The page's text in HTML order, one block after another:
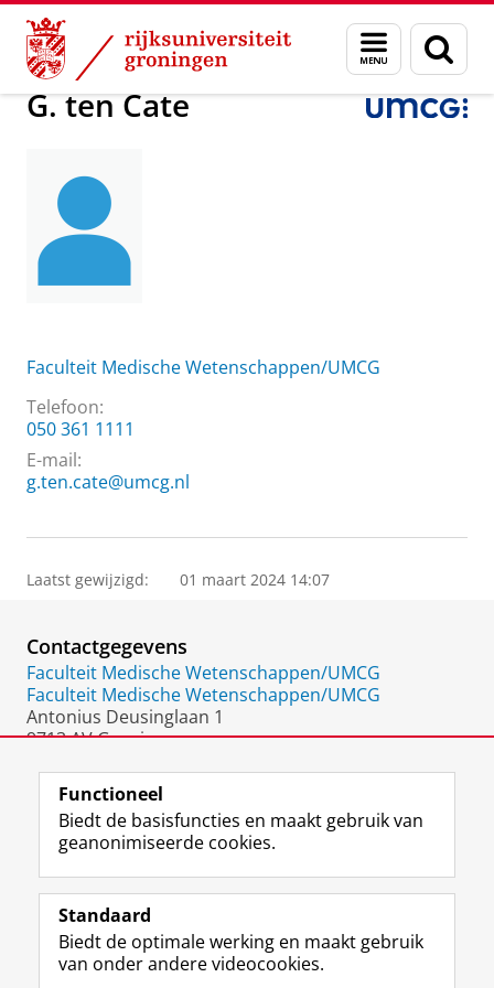
Skip
Content
Skip
Navigation
Menu
en
zoeken
Over ons G. ten Cate
G. ten Cate
Faculteit Medische Wetenschappen/UMCG
Telefoon:
050 361 1111
E-mail:
g.ten.cate@umcg.nl
Laatst gewijzigd: 01 maart 2024 14:07
Contactgegevens
Faculteit Medische Wetenschappen/UMCG
Faculteit Medische Wetenschappen/UMCG
Antonius Deusinglaan 1
9713 AV Groningen
Volg de RUG
F
a
e
b
L
i
k
e
R
S
-
f
I
n
t
Y
o
T
Studiekiezers
Functioneel
Biedt de basisfuncties en maakt gebruik van
geanonimiseerde cookies.
Standaard
Biedt de optimale werking en maakt gebruik
van onder andere videocookies.